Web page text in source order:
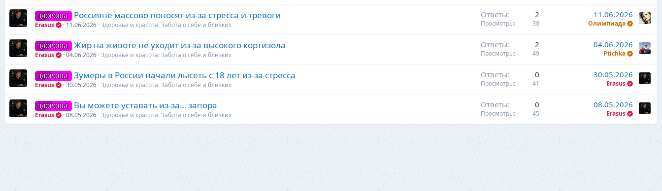
ЗДОРОВЬЕ Россияне массово поносят из-за стресса и тревоги
Erasus 11.06.2026 Здоровье и красота: Забота о себе и близких
Ответы 2
Просмотры 38
11.06.2026
Олимпиада
ЗДОРОВЬЕ Жир на животе не уходит из-за высокого кортизола
Erasus 04.06.2026 Здоровье и красота: Забота о себе и близких
Ответы 2
Просмотры 49
04.06.2026
Ptichka
ЗДОРОВЬЕ Зумеры в России начали лысеть с 18 лет из-за стресса
Erasus 30.05.2026 Здоровье и красота: Забота о себе и близких
Ответы 0
Просмотры 41
30.05.2026
Erasus
ЗДОРОВЬЕ Вы можете уставать из-за… запора
Erasus 08.05.2026 Здоровье и красота: Забота о себе и близких
Ответы 0
Просмотры 45
08.05.2026
Erasus